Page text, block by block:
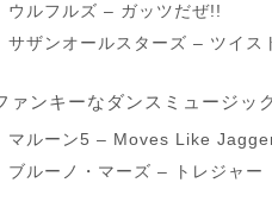
ウルフルズ – ガッツだぜ!!
サザンオールスターズ – ツイス
ァンキーなダンスミュージッ
マルーン5 – Moves Like
ブルーノ・マーズ – トレジャー